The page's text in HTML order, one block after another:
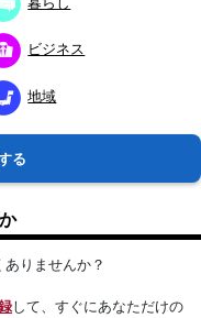
ビジネス
地域
る
りませんか？
して、すぐにあなただけの